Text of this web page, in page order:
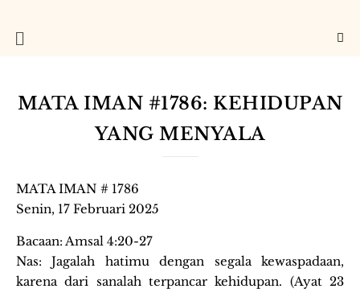
MATA IMAN #1786: KEHIDUPAN
YANG MENYALA
MATA IMAN # 1786
Senin, 17 Februari 2025
Bacaan: Amsal 4:20-27
Nas: Jagalah hatimu dengan segala kewaspadaan,
karena dari sanalah terpancar kehidupan. (Ayat 23